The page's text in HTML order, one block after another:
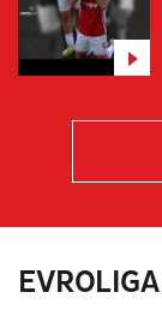
EVROLIGA